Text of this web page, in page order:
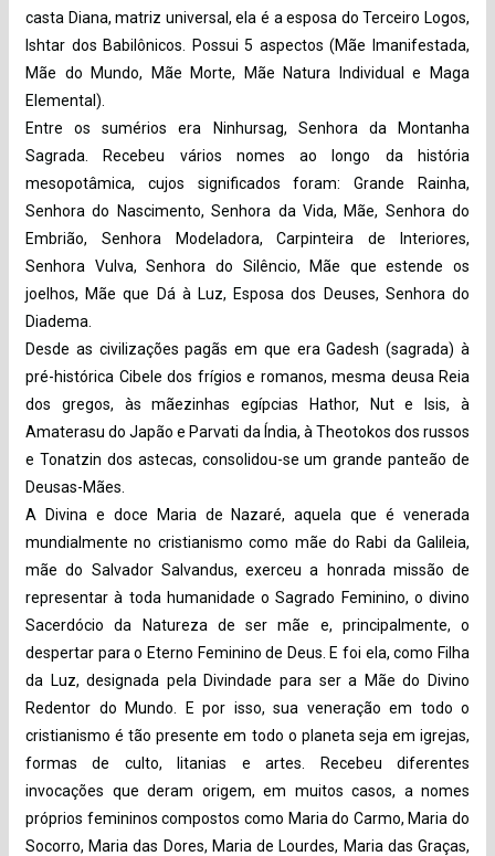
casta Diana, matriz universal, ela é a esposa do Terceiro Logos,
Ishtar dos Babilônicos. Possui 5 aspectos (Mãe Imanifestada,
Mãe do Mundo, Mãe Morte, Mãe Natura Individual e Maga
Elemental).
Entre os sumérios era Ninhursag, Senhora da Montanha
Sagrada. Recebeu vários nomes ao longo da história
mesopotâmica, cujos significados foram: Grande Rainha,
Senhora do Nascimento, Senhora da Vida, Mãe, Senhora do
Embrião, Senhora Modeladora, Carpinteira de Interiores,
Senhora Vulva, Senhora do Silêncio, Mãe que estende os
joelhos, Mãe que Dá à Luz, Esposa dos Deuses, Senhora do
Diadema.
Desde as civilizações pagãs em que era Gadesh (sagrada) à
pré-histórica Cibele dos frígios e romanos, mesma deusa Reia
dos gregos, às mãezinhas egípcias Hathor, Nut e Isis, à
Amaterasu do Japão e Parvati da Índia, à Theotokos dos russos
e Tonatzin dos astecas, consolidou-se um grande panteão de
Deusas-Mães.
A Divina e doce Maria de Nazaré, aquela que é venerada
mundialmente no cristianismo como mãe do Rabi da Galileia,
mãe do Salvador Salvandus, exerceu a honrada missão de
representar à toda humanidade o Sagrado Feminino, o divino
Sacerdócio da Natureza de ser mãe e, principalmente, o
despertar para o Eterno Feminino de Deus. E foi ela, como Filha
da Luz, designada pela Divindade para ser a Mãe do Divino
Redentor do Mundo. E por isso, sua veneração em todo o
cristianismo é tão presente em todo o planeta seja em igrejas,
formas de culto, litanias e artes. Recebeu diferentes
invocações que deram origem, em muitos casos, a nomes
próprios femininos compostos como Maria do Carmo, Maria do
Socorro, Maria das Dores, Maria de Lourdes, Maria das Graças,